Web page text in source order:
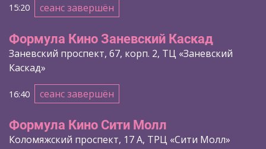
15:20 сеанс завершён
Формула Кино Заневский Каскад
Заневский проспект, 67, корп. 2, ТЦ «Заневский
Каскад»
16:40 сеанс завершён
Формула Кино Сити Молл
Коломяжский проспект, 17 А, ТРЦ «Сити Молл»